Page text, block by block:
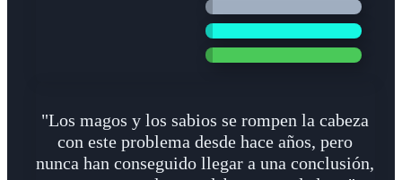
"Los magos y los sabios se rompen la cabeza
con este problema desde hace años, pero
nunca han conseguido llegar a una conclusión,